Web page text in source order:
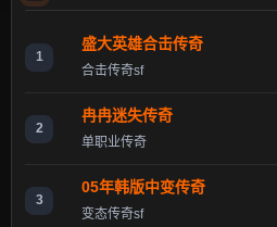
1
盛大英雄合击传奇
合击传奇sf
2
冉冉迷失传奇
单职业传奇
3
05年韩版中变传奇
变态传奇sf